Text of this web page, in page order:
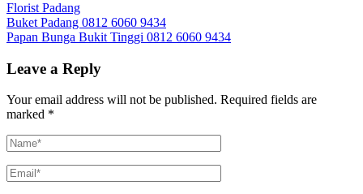
Florist Padang
Post
navigation
Buket Padang 0812 6060 9434
Papan Bunga Bukit Tinggi 0812 6060 9434
Leave a Reply
Your email address will not be published. Required fields are
marked *